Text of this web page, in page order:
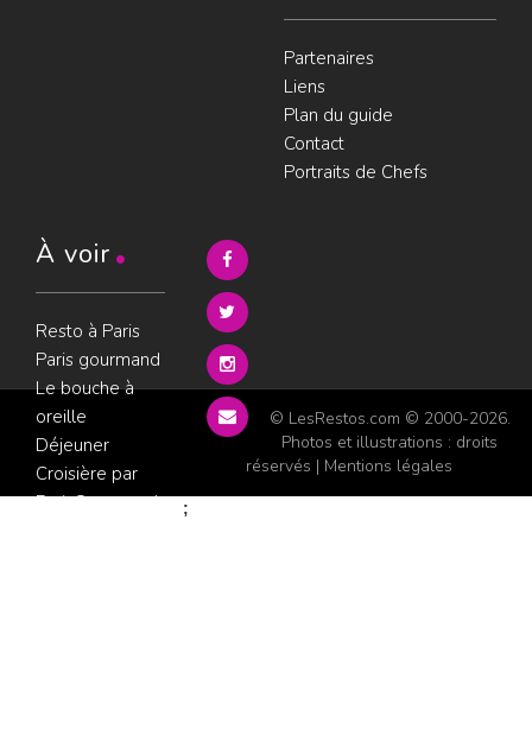
Partenaires
Liens
Plan du guide
Contact
Portraits de Chefs
À voir
Resto à Paris
Paris gourmand
Le bouche à
oreille
Déjeuner
Croisière par
ParisGourmand
© LesRestos.com © 2000-2026.
Photos et illustrations : droits
réservés | Mentions légales
;